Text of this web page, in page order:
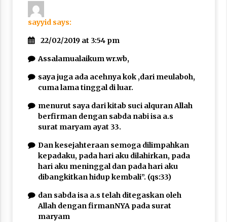
sayyid says:
22/02/2019 at 3:54 pm
Assalamualaikum wr.wb,
saya juga ada acehnya kok ,dari meulaboh,
cuma lama tinggal di luar.
menurut saya dari kitab suci alquran Allah
berfirman dengan sabda nabi isa a.s
surat maryam ayat 33.
Dan kesejahteraan semoga dilimpahkan
kepadaku, pada hari aku dilahirkan, pada
hari aku meninggal dan pada hari aku
dibangkitkan hidup kembali”. (qs:33)
dan sabda isa a.s telah ditegaskan oleh
Allah dengan firmanNYA pada surat
maryam